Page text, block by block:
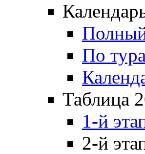
По
Таблица
1-й
2-й